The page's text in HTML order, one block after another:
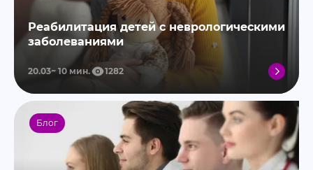
Реабилитация детей с неврологическими
заболеваниями
20.03 10 мин. 1282
Блог